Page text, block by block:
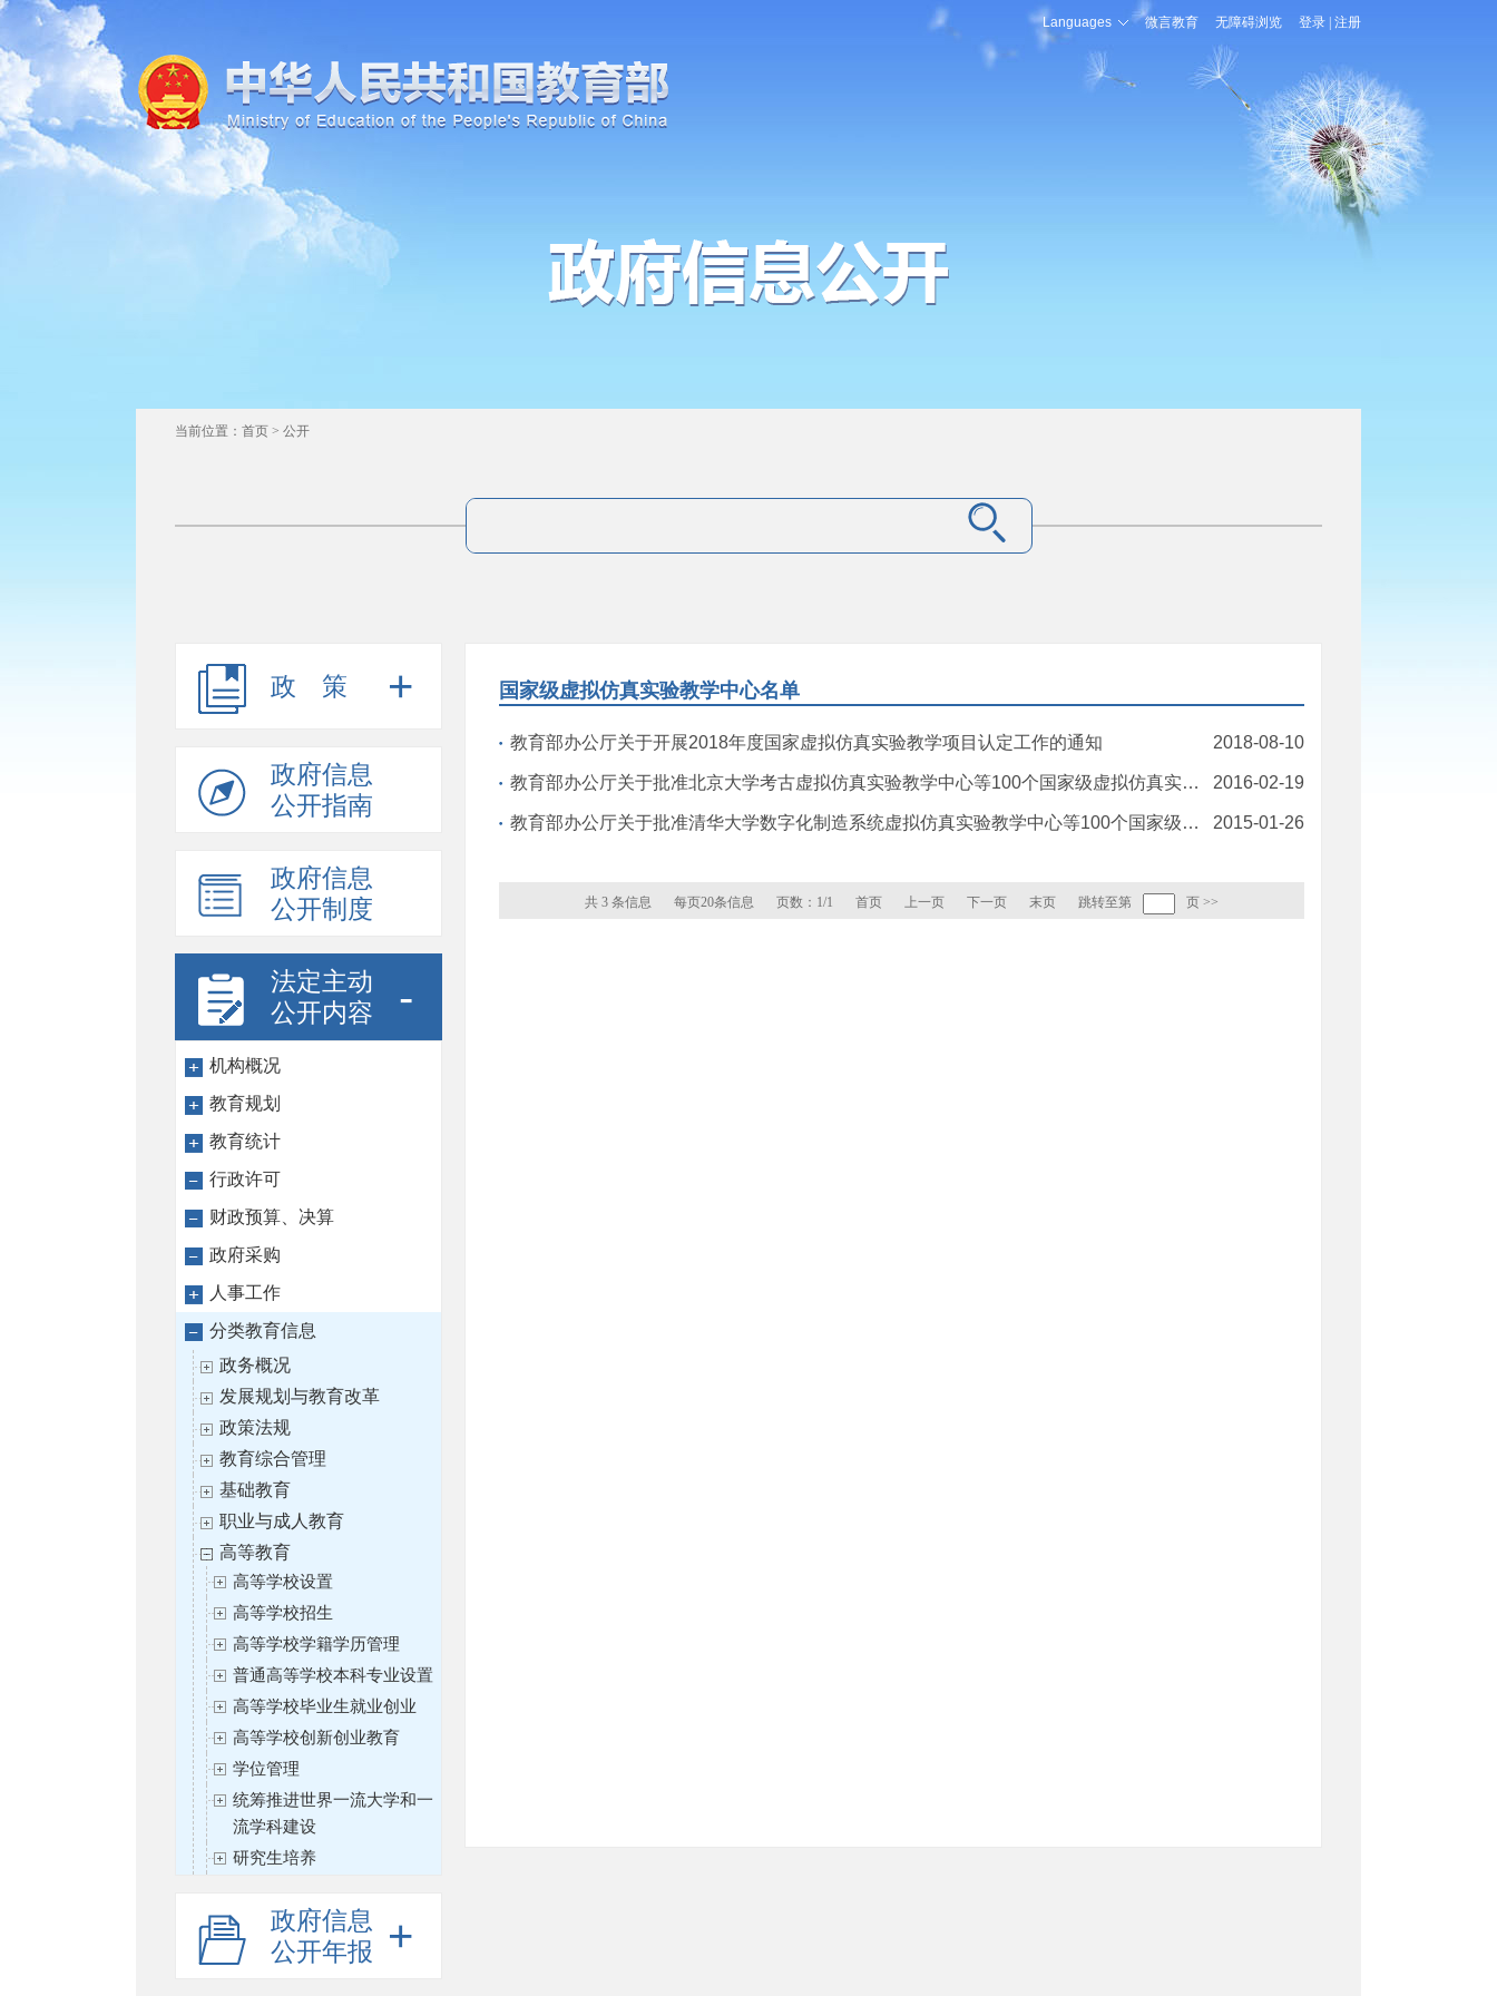
Languages 微言教育 无障碍浏览 登录 注册
当前位置： 首页 > 公开
政策
政府信息
公开指南
政府信息
公开制度
法定主动
公开内容
机构概况
教育规划
教育统计
行政许可
财政预算、决算
政府采购
人事工作
分类教育信息
政务概况
发展规划与教育改革
政策法规
教育综合管理
基础教育
职业与成人教育
高等教育
高等学校设置
高等学校招生
高等学校学籍学历管理
普通高等学校本科专业设置
高等学校毕业生就业创业
高等学校创新创业教育
学位管理
统筹推进世界一流大学和一
流学科建设
研究生培养
体系建设
高等教育教材
政府信息
公开年报
国家级虚拟仿真实验教学中心名单
2018-08-10
教育部办公厅关于开展2018年度国家虚拟仿真实验教学项目认定工作的通知
2016-02-19
教育部办公厅关于批准北京大学考古虚拟仿真实验教学中心等100个国家级虚拟仿真实验教学中心的通知
2015-01-26
教育部办公厅关于批准清华大学数字化制造系统虚拟仿真实验教学中心等100个国家级虚拟仿真实验教学中心的通知
共 3 条信息 每页20条信息 页数：1/1 首页 上一页 下一页 末页 跳转至第 页 >>